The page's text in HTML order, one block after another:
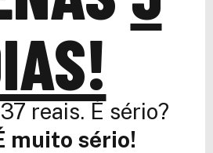
reais. É sério?
muito sério!